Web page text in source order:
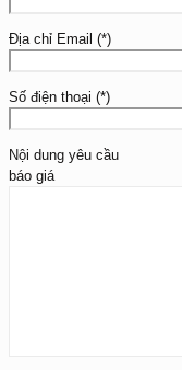
Địa chỉ Email (*)
Số điện thoại (*)
Nội dung yêu cầu
báo giá